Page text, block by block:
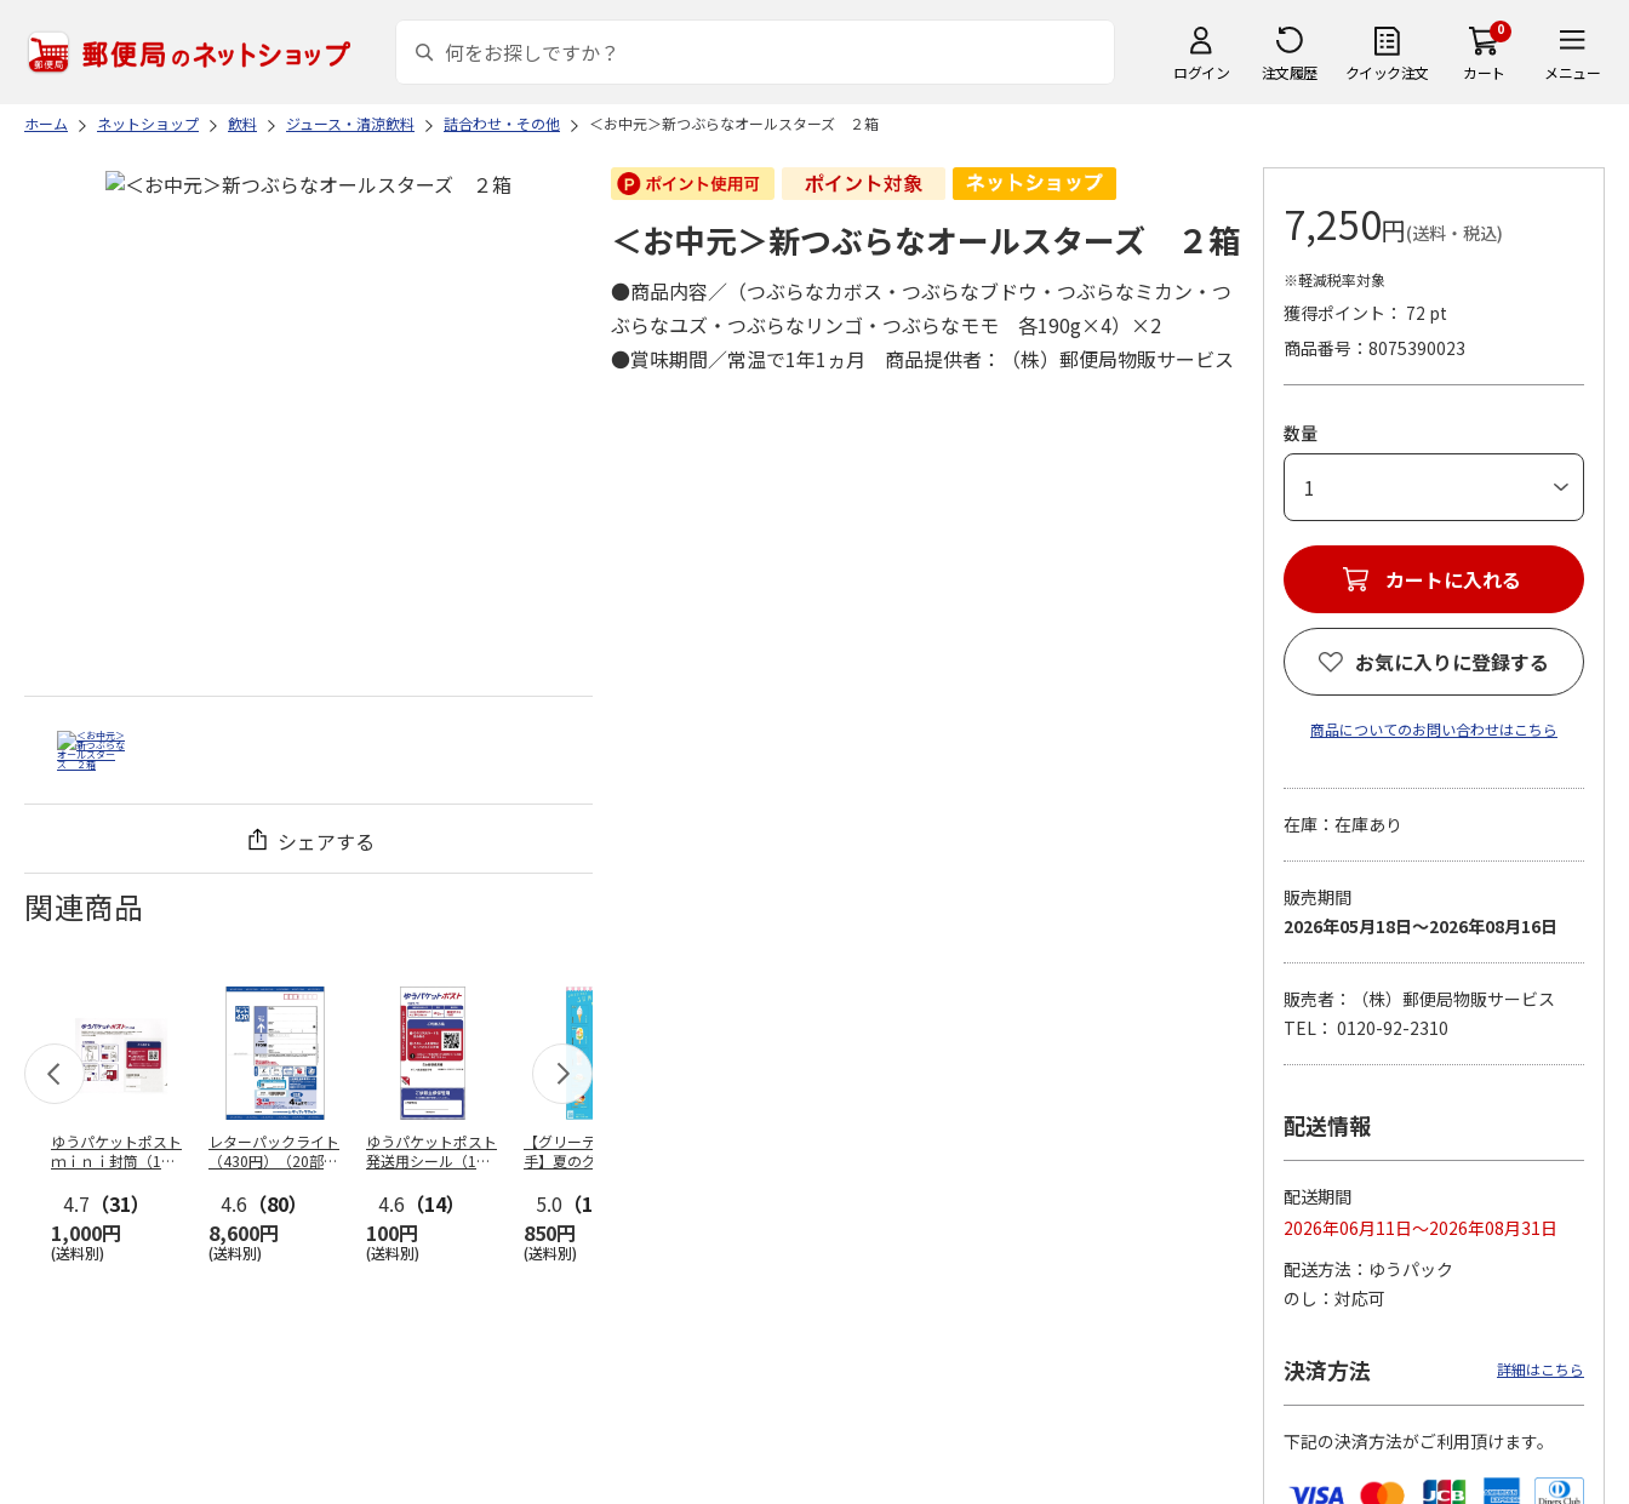
ログイン 注文履歴 クイック注文
0
カート メニュー
ホーム ネットショップ 飲料 ジュース・清涼飲料 詰合わせ・その他 ＜お中元＞新つぶらなオールスターズ ２箱
シェアする
関連商品
ゆうパケットポスト
ｍｉｎｉ封筒（1個
4.7 （31）
1,000円
(送料別)
レターパックライト
（430円）（20部セ
4.6 （80）
8,600円
(送料別)
ゆうパケットポスト
発送用シール（1個
4.6 （14）
100円
(送料別)
【グリーティング切
手】夏のグリーティ
5.0 （10）
850円
(送料別)
手】ハッピーグリー
【グリーティング切
手】グリーティング
円…
4.8（11）
5,500円
通切手・千鳥（1シ
11,000円
＜お中元＞新つぶらなオールスターズ ２箱
●商品内容／（つぶらなカボス・つぶらなブドウ・つぶらなミカン・つ
ぶらなユズ・つぶらなリンゴ・つぶらなモモ 各190g×4）×2
●賞味期間／常温で1年1ヵ月 商品提供者：（株）郵便局物販サービス
7,250円(送料・税込)
※軽減税率対象
獲得ポイント： 72 pt
商品番号
8075390023
数量
カートに入れる
お気に入りに登録する
商品についてのお問い合わせはこちら
在庫：在庫あり
販売期間
2026年05月18日～2026年08月16日
販売者：（株）郵便局物販サービス
TEL： 0120-92-2310
配送情報
配送期間
2026年06月11日～2026年08月31日
配送方法
ゆうパック
のし
対応可
決済方法 詳細はこちら
下記の決済方法がご利用頂けます。